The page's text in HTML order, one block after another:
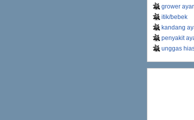
grower
itik/bebek
kandang
penyakit
unggas